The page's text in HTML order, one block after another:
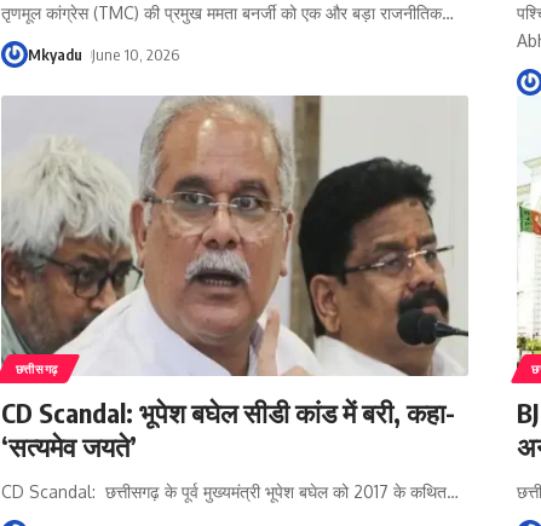
तृणमूल कांग्रेस (TMC) की प्रमुख ममता बनर्जी को एक और बड़ा राजनीतिक…
Mkyadu June 10, 2026
छत्तीसगढ़
CD Scandal: भूपेश बघेल सीडी कांड में बरी, कहा-
‘सत्यमेव जयते’
CD Scandal: छत्तीसगढ़ के पूर्व मुख्यमंत्री भूपेश बघेल को 2017 के कथित…